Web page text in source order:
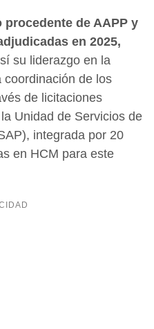
de AAPP y
en 2025,
su liderazgo en la
coordinación de los
de licitaciones
Unidad de Servicios de
integrada por 20
en HCM para este